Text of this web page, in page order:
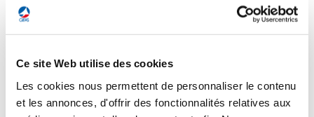
Ce site Web utilise des cookies
Les cookies nous permettent de personnaliser le contenu
et les annonces, d'offrir des fonctionnalités relatives aux
Emmanuel Macron était en visite jeudi 27 octobre dans le
Cher, il a pu visiter l’usine Nexter, où est notamment construit
le canon Caesar. Dans un centre d'essai de la Direction
pas de tir rénové de ce fleuron de l'artillerie française, avant
est chargée de l'ingénierie et des tests des moyens de
propulsion des missiles. Le Caesar a prouvé son efficacité sur